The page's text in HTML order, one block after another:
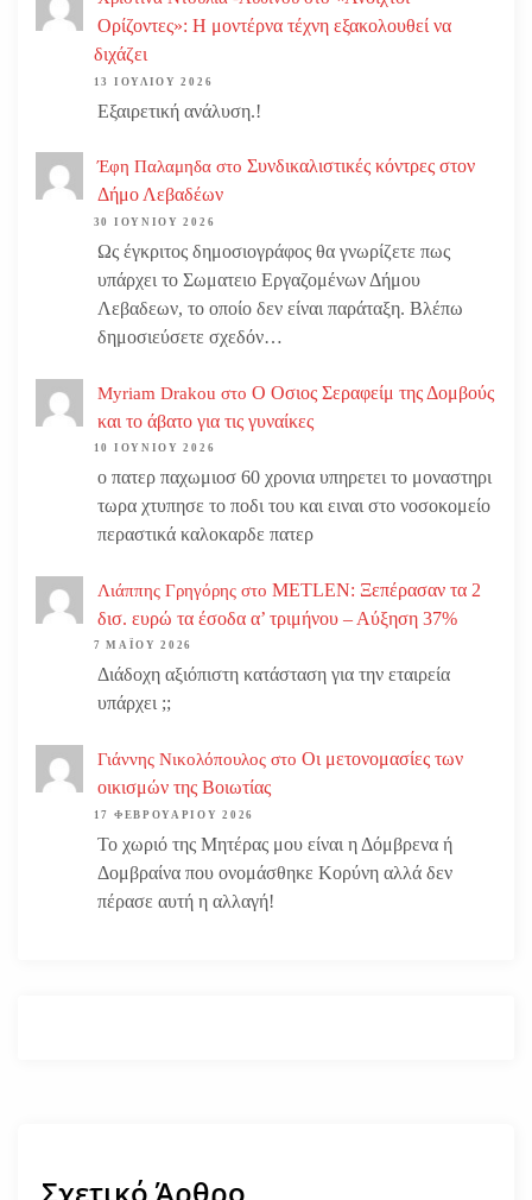
Ορίζοντες»: Η μοντέρνα τέχνη εξακολουθεί να
διχάζει
13 ΙΟΥΛΊΟΥ 2026
Εξαιρετική ανάλυση.!
Έφη Παλαμηδα στο Συνδικαλιστικές κόντρες στον
Δήμο Λεβαδέων
30 ΙΟΥΝΊΟΥ 2026
Ως έγκριτος δημοσιογράφος θα γνωρίζετε πως
υπάρχει το Σωματειο Εργαζομένων Δήμου
Λεβαδεων, το οποίο δεν είναι παράταξη. Βλέπω
δημοσιεύσετε σχεδόν…
Myriam Drakou στο Ο Οσιος Σεραφείμ της Δομβούς
και το άβατο για τις γυναίκες
10 ΙΟΥΝΊΟΥ 2026
ο πατερ παχωμιοσ 60 χρονια υπηρετει το μοναστηρι
τωρα χτυπησε το ποδι του και ειναι στο νοσοκομείο
περαστικά καλοκαρδε πατερ
Λιάππης Γρηγόρης στο METLEN: Ξεπέρασαν τα 2
δισ. ευρώ τα έσοδα α’ τριμήνου – Αύξηση 37%
7 ΜΑΪ́ΟΥ 2026
Διάδοχη αξιόπιστη κατάσταση για την εταιρεία
υπάρχει ;;
Γιάννης Νικολόπουλος στο Οι μετονομασίες των
οικισμών της Βοιωτίας
17 ΦΕΒΡΟΥΑΡΊΟΥ 2026
Το χωριό της Μητέρας μου είναι η Δόμβρενα ή
Δομβραίνα που ονομάσθηκε Κορύνη αλλά δεν
πέρασε αυτή η αλλαγή!